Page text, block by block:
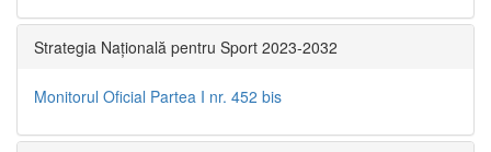
Strategia Națională pentru Sport 2023-2032
Monitorul Oficial Partea I nr. 452 bis